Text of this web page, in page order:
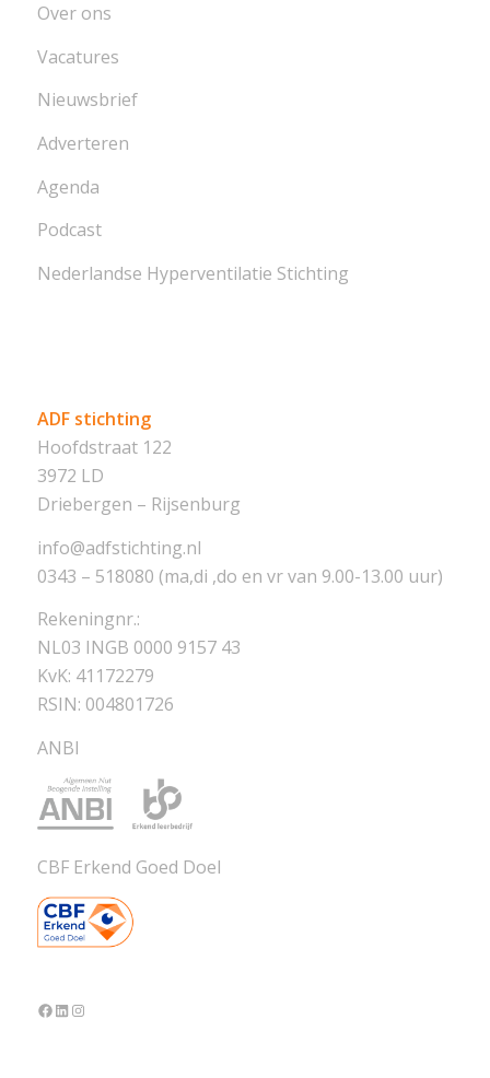
Over ons
Vacatures
Nieuwsbrief
Adverteren
Agenda
Podcast
Nederlandse Hyperventilatie Stichting
ADF stichting
Hoofdstraat 122
3972 LD
Driebergen – Rijsenburg
info@adfstichting.nl
0343 – 518080 (ma,di ,do en vr van 9.00-13.00 uur)
Rekeningnr.:
NL03 INGB 0000 9157 43
KvK: 41172279
RSIN: 004801726
ANBI
CBF Erkend Goed Doel
Facebook
LinkedIn
Instagram